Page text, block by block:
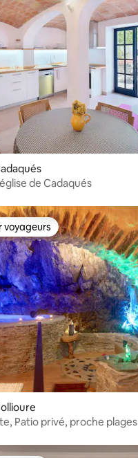
de Cadaqués
les plus appréciés
Patio privé, proche plages